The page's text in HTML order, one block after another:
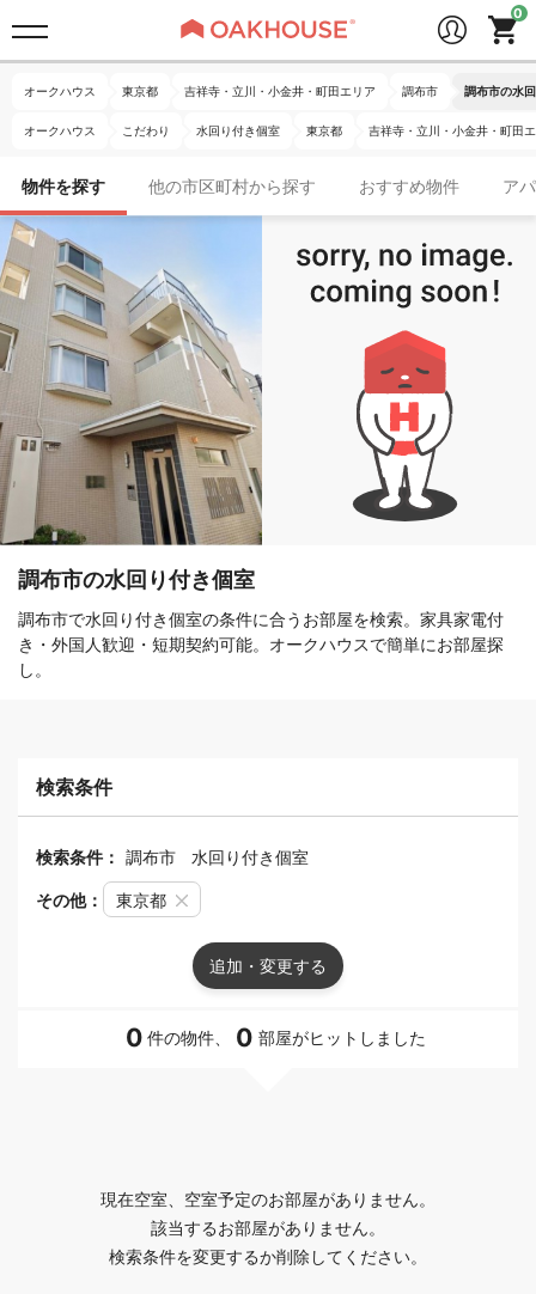
オークハウス 東京都 吉祥寺・立川・小金井・町田エリア 調布市 調布市の水
オークハウス こだわり 水回り付き個室 東京都 吉祥寺・立川・小金井・町田
物件を探す 他の市区町村から探す おすすめ物件 ア
調布市の水回り付き個室
調布市で水回り付き個室の条件に合うお部屋を検索。家具家電付
き・外国人歓迎・短期契約可能。オークハウスで簡単にお部屋探
し。
検索条件
検索条件： 調布市 水回り付き個室
その他： 東京都
追加・変更する
0 件の物件、 0 部屋がヒットしました
現在空室、空室予定のお部屋がありません。
該当するお部屋がありません。
検索条件を変更するか削除してください。